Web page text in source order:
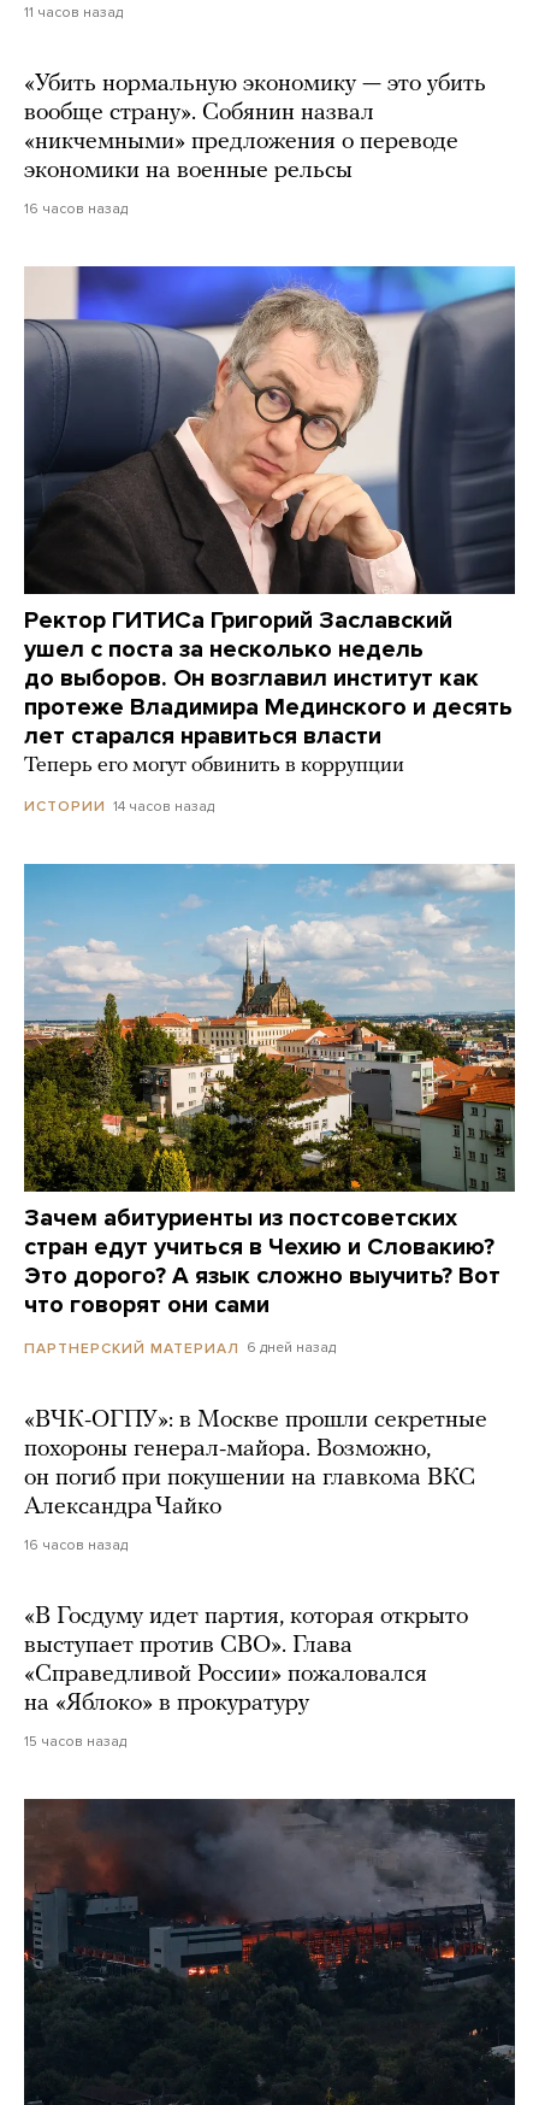
11 часов назад
«Убить нормальную экономику — это убить
вообще страну». Собянин назвал
«никчемными» предложения о переводе
экономики на военные рельсы
16 часов назад
Ректор ГИТИСа Григорий Заславский
ушел с поста за несколько недель
до выборов. Он возглавил институт как
протеже Владимира Мединского и десять
лет старался нравиться власти
Теперь его могут обвинить в коррупции
ИСТОРИИ 14 часов назад
Зачем абитуриенты из постсоветских
стран едут учиться в Чехию и Словакию?
Это дорого? А язык сложно выучить? Вот
что говорят они сами
ПАРТНЕРСКИЙ МАТЕРИАЛ 6 дней назад
«ВЧК-ОГПУ»: в Москве прошли секретные
похороны генерал-майора. Возможно,
он погиб при покушении на главкома ВКС
Александра Чайко
16 часов назад
«В Госдуму идет партия, которая открыто
выступает против СВО». Глава
«Справедливой России» пожаловался
на «Яблоко» в прокуратуру
15 часов назад